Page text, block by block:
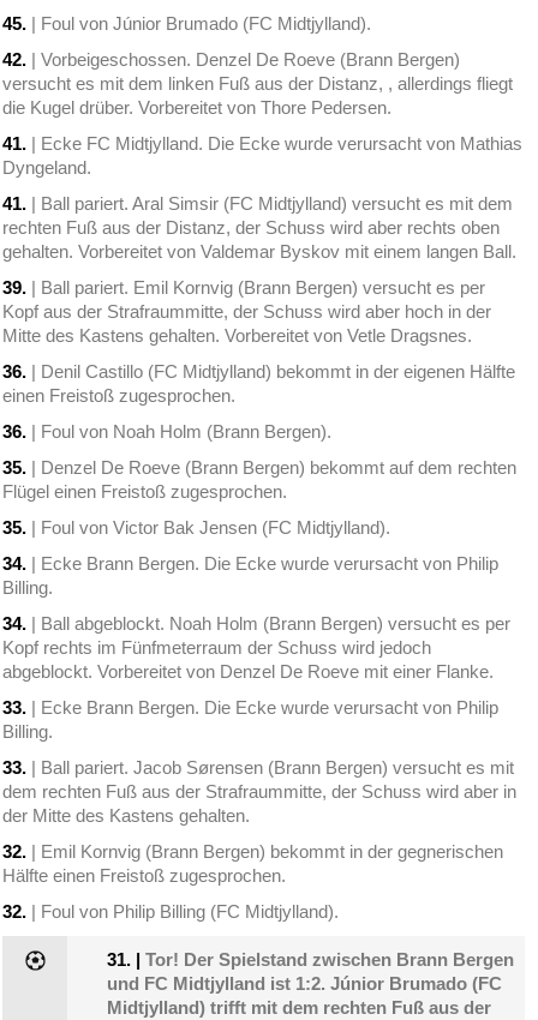
45. | Foul von Júnior Brumado (FC Midtjylland).
42. | Vorbeigeschossen. Denzel De Roeve (Brann Bergen)
versucht es mit dem linken Fuß aus der Distanz, , allerdings fliegt
die Kugel drüber. Vorbereitet von Thore Pedersen.
41. | Ecke FC Midtjylland. Die Ecke wurde verursacht von Mathias
Dyngeland.
41. | Ball pariert. Aral Simsir (FC Midtjylland) versucht es mit dem
rechten Fuß aus der Distanz, der Schuss wird aber rechts oben
gehalten. Vorbereitet von Valdemar Byskov mit einem langen Ball.
39. | Ball pariert. Emil Kornvig (Brann Bergen) versucht es per
Kopf aus der Strafraummitte, der Schuss wird aber hoch in der
Mitte des Kastens gehalten. Vorbereitet von Vetle Dragsnes.
36. | Denil Castillo (FC Midtjylland) bekommt in der eigenen Hälfte
einen Freistoß zugesprochen.
36. | Foul von Noah Holm (Brann Bergen).
35. | Denzel De Roeve (Brann Bergen) bekommt auf dem rechten
Flügel einen Freistoß zugesprochen.
35. | Foul von Victor Bak Jensen (FC Midtjylland).
34. | Ecke Brann Bergen. Die Ecke wurde verursacht von Philip
Billing.
34. | Ball abgeblockt. Noah Holm (Brann Bergen) versucht es per
Kopf rechts im Fünfmeterraum der Schuss wird jedoch
abgeblockt. Vorbereitet von Denzel De Roeve mit einer Flanke.
33. | Ecke Brann Bergen. Die Ecke wurde verursacht von Philip
Billing.
33. | Ball pariert. Jacob Sørensen (Brann Bergen) versucht es mit
dem rechten Fuß aus der Strafraummitte, der Schuss wird aber in
der Mitte des Kastens gehalten.
32. | Emil Kornvig (Brann Bergen) bekommt in der gegnerischen
Hälfte einen Freistoß zugesprochen.
32. | Foul von Philip Billing (FC Midtjylland).
31. |Tor! Der Spielstand zwischen Brann Bergen
und FC Midtjylland ist 1:2. Júnior Brumado (FC
Midtjylland) trifft mit dem rechten Fuß aus der